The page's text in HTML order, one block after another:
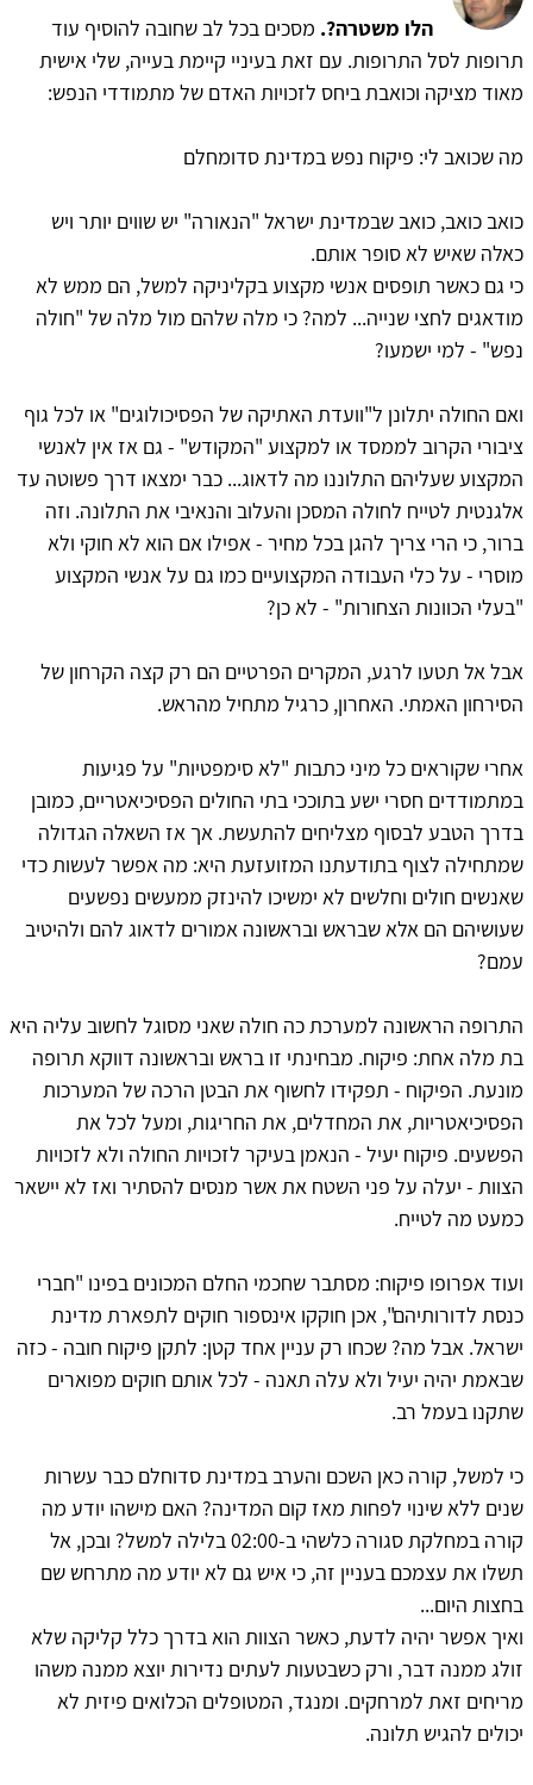
הלו משטרה?. מסכים בכל לב שחובה להוסיף עוד
תרופות לסל התרופות. עם זאת בעיניי קיימת בעייה, שלי אישית
מאוד מציקה וכואבת ביחס לזכויות האדם של מתמודדי הנפש:
מה שכואב לי: פיקוח נפש במדינת סדומחלם
כואב כואב, כואב שבמדינת ישראל "הנאורה" יש שווים יותר ויש
כאלה שאיש לא סופר אותם.
כי גם כאשר תופסים אנשי מקצוע בקליניקה למשל, הם ממש לא
מודאגים לחצי שנייה... למה? כי מלה שלהם מול מלה של "חולה
נפש" - למי ישמעו?
ואם החולה יתלונן ל"וועדת האתיקה של הפסיכולוגים" או לכל גוף
ציבורי הקרוב לממסד או למקצוע "המקודש" - גם אז אין לאנשי
המקצוע שעליהם התלוננו מה לדאוג... כבר ימצאו דרך פשוטה עד
אלגנטית לטייח לחולה המסכן והעלוב והנאיבי את התלונה. וזה
ברור, כי הרי צריך להגן בכל מחיר - אפילו אם הוא לא חוקי ולא
מוסרי - על כלי העבודה המקצועיים כמו גם על אנשי המקצוע
"בעלי הכוונות הצחורות" - לא כן?
אבל אל תטעו לרגע, המקרים הפרטיים הם רק קצה הקרחון של
הסירחון האמתי. האחרון, כרגיל מתחיל מהראש.
אחרי שקוראים כל מיני כתבות "לא סימפטיות" על פגיעות
במתמודדים חסרי ישע בתוככי בתי החולים הפסיכיאטריים, כמובן
בדרך הטבע לבסוף מצליחים להתעשת. אך אז השאלה הגדולה
שמתחילה לצוף בתודעתנו המזועזעת היא: מה אפשר לעשות כדי
שאנשים חולים וחלשים לא ימשיכו להינזק ממעשים נפשעים
שעושיהם הם אלא שבראש ובראשונה אמורים לדאוג להם ולהיטיב
עמם?
התרופה הראשונה למערכת כה חולה שאני מסוגל לחשוב עליה היא
בת מלה אחת: פיקוח. מבחינתי זו בראש ובראשונה דווקא תרופה
מונעת. הפיקוח - תפקידו לחשוף את הבטן הרכה של המערכות
הפסיכיאטריות, את המחדלים, את החריגות, ומעל לכל את
הפשעים. פיקוח יעיל - הנאמן בעיקר לזכויות החולה ולא לזכויות
הצוות - יעלה על פני השטח את אשר מנסים להסתיר ואז לא יישאר
כמעט מה לטייח.
ועוד אפרופו פיקוח: מסתבר שחכמי החלם המכונים בפינו "חברי
כנסת לדורותיהם", אכן חוקקו אינספור חוקים לתפארת מדינת
ישראל. אבל מה? שכחו רק עניין אחד קטן: לתקן פיקוח חובה - כזה
שבאמת יהיה יעיל ולא עלה תאנה - לכל אותם חוקים מפוארים
שתקנו בעמל רב.
כי למשל, קורה כאן השכם והערב במדינת סדוחלם כבר עשרות
שנים ללא שינוי לפחות מאז קום המדינה? האם מישהו יודע מה
קורה במחלקת סגורה כלשהי ב-02:00 בלילה למשל? ובכן, אל
תשלו את עצמכם בעניין זה, כי איש גם לא יודע מה מתרחש שם
בחצות היום...
ואיך אפשר יהיה לדעת, כאשר הצוות הוא בדרך כלל קליקה שלא
זולג ממנה דבר, ורק כשבטעות לעתים נדירות יוצא ממנה משהו
מריחים זאת למרחקים. ומנגד, המטופלים הכלואים פיזית לא
יכולים להגיש תלונה.